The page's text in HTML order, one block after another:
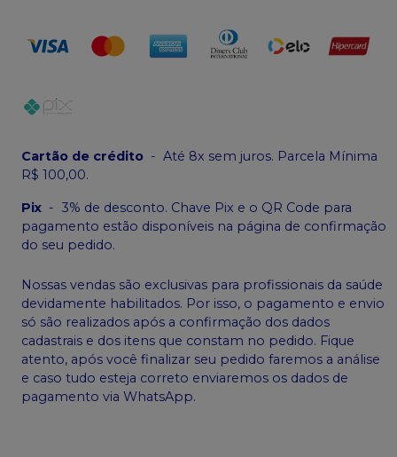
Cartão de crédito - Até 8x sem juros. Parcela Mínima
R$ 100,00.
Pix - 3% de desconto. Chave Pix e o QR Code para
pagamento estão disponíveis na página de confirmação
do seu pedido.
Nossas vendas são exclusivas para profissionais da saúde
devidamente habilitados. Por isso, o pagamento e envio
só são realizados após a confirmação dos dados
cadastrais e dos itens que constam no pedido. Fique
atento, após você finalizar seu pedido faremos a análise
e caso tudo esteja correto enviaremos os dados de
pagamento via WhatsApp.